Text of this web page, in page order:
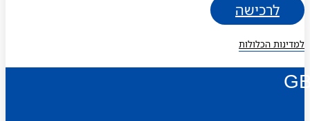
לרכישה
למדינות הכלולות